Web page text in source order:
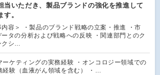
当いただき、製品ブランドの強化を推進して
す。
内容＞ ・製品のブランド戦略の立案・推進 ・市
タの分析および戦略への反映 ・関連部門とのク
クシ…
ーケティングの実務経験 ・オンコロジー領域での
経験（血液がん領域を含む） ・…